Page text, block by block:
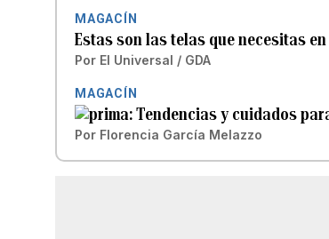
MAGACÍN
Estas son las telas que necesitas
Por El Universal / GDA
MAGACÍN
Tendencias y cuidados
Por Florencia García Melazzo